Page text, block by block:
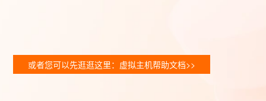
或者您可以先逛逛这里：虚拟主机帮助文档>>